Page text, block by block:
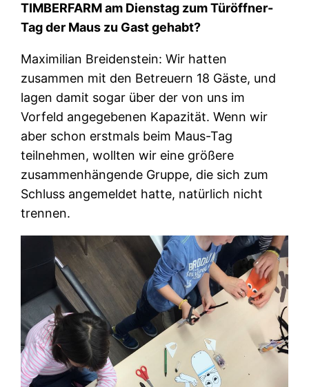
TIMBERFARM am Dienstag zum Türöffner-
Tag der Maus zu Gast gehabt?
Maximilian Breidenstein: Wir hatten
zusammen mit den Betreuern 18 Gäste, und
lagen damit sogar über der von uns im
Vorfeld angegebenen Kapazität. Wenn wir
aber schon erstmals beim Maus-Tag
teilnehmen, wollten wir eine größere
zusammenhängende Gruppe, die sich zum
Schluss angemeldet hatte, natürlich nicht
trennen.